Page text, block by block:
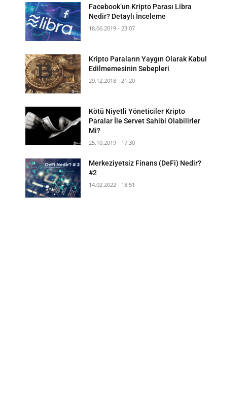
Facebook’un Kripto Parası Libra
Nedir? Detaylı İnceleme
18.06.2019 - 23:07
Kripto Paraların Yaygın Olarak Kabul
Edilmemesinin Sebepleri
29.12.2018 - 21:20
Kötü Niyetli Yöneticiler Kripto
Paralar İle Servet Sahibi Olabilirler
Mi?
25.10.2019 - 17:30
Merkeziyetsiz Finans (DeFi) Nedir?
#2
14.02.2022 - 18:51